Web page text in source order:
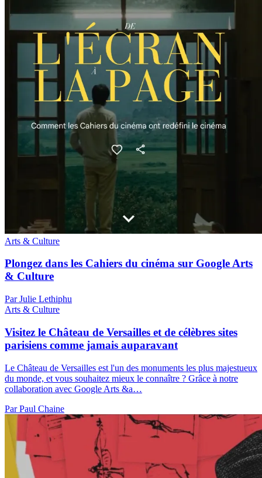
Arts & Culture
Plongez dans les Cahiers du cinéma sur Google Arts
& Culture
Par Julie Lethiphu
Arts & Culture
Visitez le Château de Versailles et de célèbres sites
parisiens comme jamais auparavant
Le Château de Versailles est l'un des monuments les plus majestueux
du monde, et vous souhaitez mieux le connaître ? Grâce à notre
collaboration avec Google Arts &a…
Par Paul Chaine